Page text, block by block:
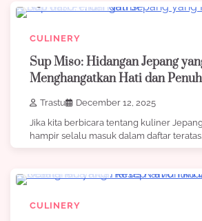
CULINERY
Sup Miso: Hidangan Jepang
Menghangatkan Hati dan
Trastu
December 12, 2025
Jika kita berbicara tentang kuliner
hampir selalu masuk dalam daftar teratas.
CULINERY